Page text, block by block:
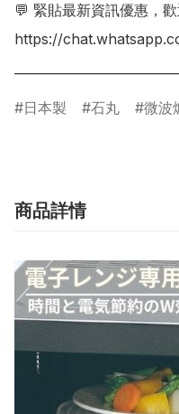
💬 緊貼最新資訊優惠，
https://
日本製 石丸 微波
商品詳情